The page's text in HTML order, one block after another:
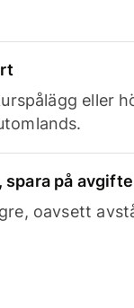
eller
spara på
oavsett